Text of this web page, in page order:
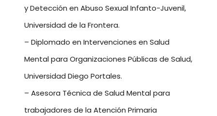
y Detección en Abuso Sexual Infanto-Juvenil,
Universidad de la Frontera.
– Diplomado en Intervenciones en Salud
Mental para Organizaciones Públicas de Salud,
Universidad Diego Portales.
– Asesora Técnica de Salud Mental para
trabajadores de la Atención Primaria